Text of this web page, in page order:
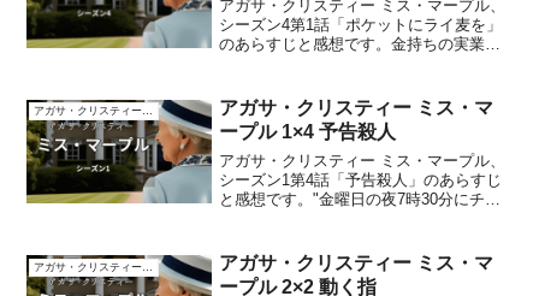
アガサ・クリスティー ミス・マープル、
シーズン4第1話「ポケットにライ麦を」
のあらすじと感想です。金持ちの実業家
き妻、彼の屋敷の小間使いと立て続けに
殺されてしまう。あら...
アガサ・クリスティー ミス・マープル
アガサ・クリスティー ミス・マ
ープル 1×4 予告殺人
アガサ・クリスティー ミス・マープル、
シーズン1第4話「予告殺人」のあらすじ
と感想です。"金曜日の夜7時30分にチッ
時間になり電気が消え、見知らぬ男が銃
で撃たれ死亡し...
アガサ・クリスティー ミス・マ
ープル 2×2 動く指